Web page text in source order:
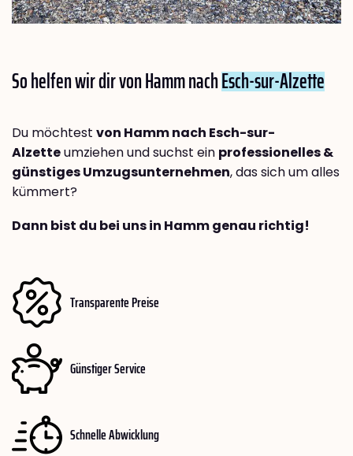
So helfen wir dir von Hamm nachEsch-sur-Alzette
Du möchtest von Hamm nach Esch-sur-
Alzetteumziehen und suchst ein professionelles &
günstiges Umzugsunternehmen, das sich um alles
kümmert?
Dann bist du bei uns in Hamm genau richtig!
Transparente Preise
Günstiger Service
Schnelle Abwicklung